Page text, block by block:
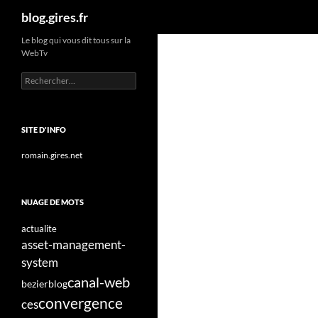
Aller
contenu
blog.gires.fr
Le blog qui vous dit tous sur la
WebTv
Rechercher :
SITE D'INFO
romain.gires.net
NUAGE DE MOTS
actualite
asset-management-
system
bezierblogcanal-web
cesconvergence